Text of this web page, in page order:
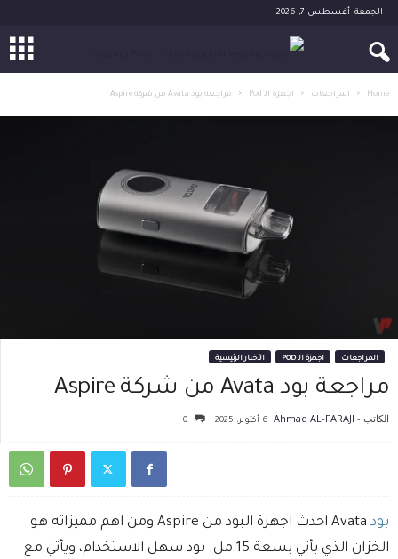
الجمعة, أغسطس 7, 2026
Home المراجعات اجهزة الـ Pod مراجعة بود Avata من شركة Aspire
المراجعات اجهزة الـ POD الأخبار الرئيسية
مراجعة بود Avata من شركة Aspire
الكاتب - Ahmad AL-FARAJI 6 أكتوبر، 2025 0
بود
Avata احدث اجهزة البود من Aspire ومن اهم مميزاته هو
الخزان الذي يأتي بسعة 15 مل. بود سهل الاستخدام، ويأتي مع